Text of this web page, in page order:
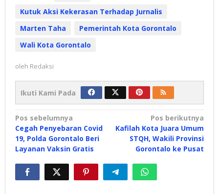
Kutuk Aksi Kekerasan Terhadap Jurnalis
Marten Taha
Pemerintah Kota Gorontalo
Wali Kota Gorontalo
oleh Redaksi
Ikuti Kami Pada
Navigasi
pos
Pos sebelumnya
Cegah Penyebaran Covid
19, Polda Gorontalo Beri
Layanan Vaksin Gratis
Pos berikutnya
Kafilah Kota Juara Umum
STQH, Wakili Provinsi
Gorontalo ke Pusat